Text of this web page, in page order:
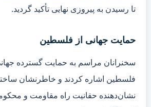
تا رسیدن به پیروزی نهایی تأکید گردید.
حمایت جهانی از فلسطین
سخنرانان مراسم به حمایت گسترده
فلسطین اشاره کردند و خاطرنشان
نشان‌دهنده حقانیت راه مقاومت و